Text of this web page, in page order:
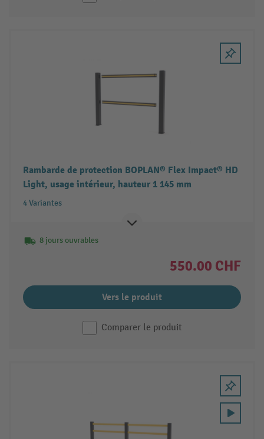
Rambarde de protection BOPLAN® Flex Impact® HD
Light, usage intérieur, hauteur 1 145 mm
4 Variantes
8 jours ouvrables
550.00 CHF
Vers le produit
Comparer le produit